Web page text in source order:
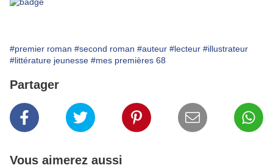
#premier roman #second roman #auteur #lecteur #illustrateur
#littérature jeunesse #mes premières 68
Partager
Vous aimerez aussi